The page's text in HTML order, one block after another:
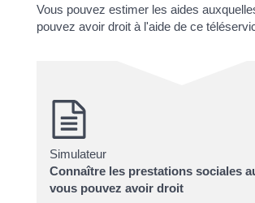
Vous pouvez estimer les aides
pouvez avoir droit à l'aide de ce
Simulateur
Connaître les prestations sociales
vous pouvez avoir droit